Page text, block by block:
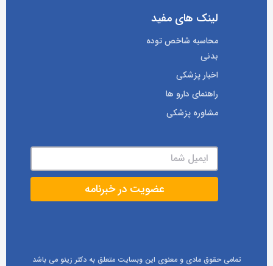
لینک های مفید
محاسبه شاخص توده
بدنی
اخبار پزشکی
راهنمای دارو ها
مشاوره پزشکی
تمامی حقوق مادی و معنوی این وبسایت متعلق به دکتر زینو می باشد